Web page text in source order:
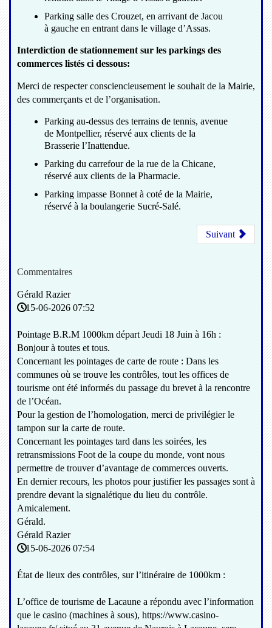
Parking salle des Crouzet, en arrivant de Jacou
à gauche en entrant dans le village d’Assas.
Interdiction de stationnement sur les parkings des
commerces listés ci dessous:
Merci de respecter consciencieusement le souhait de la Mairie,
des commerçants et de l’organisation.
Parking au-dessus des terrains de tennis, avenue
de Montpellier, réservé aux clients de la
Brasserie l’Inattendue.
Parking du carrefour de la rue de la Chicane,
réservé aux clients de la Pharmacie.
Parking impasse Bonnet à coté de la Mairie,
réservé à la boulangerie Sucré-Salé.
Suivant
Commentaires
Gérald Razier
15-06-2026 07:52
Pointage B.R.M 1000km départ Jeudi 18 Juin à 16h :
Bonjour à toutes et tous.
Concernant les pointages de carte de route : Dans les
communes où se trouve les contrôles, tout les offices de
tourisme ont été informés du passage du brevet à la rencontre
de l’Océan.
Pour la gestion de l’homologation, merci de privilégier le
tampon sur la carte de route.
Concernant les pointages tard dans les soirées, les
retransmissions Foot de la coupe du monde, vont nous
permettre de trouver d’avantage de commerces ouverts.
En dernier recours, les photos pour justifier les passages sont à
prendre devant la signalétique du lieu du contrôle.
Amicalement.
Gérald.
Gérald Razier
15-06-2026 07:54
État de lieux des contrôles, sur l’itinéraire de 1000km :
L’office de tourisme de Lacaune a répondu avec l’information
que le casino (machines à sous), https://www.casino-